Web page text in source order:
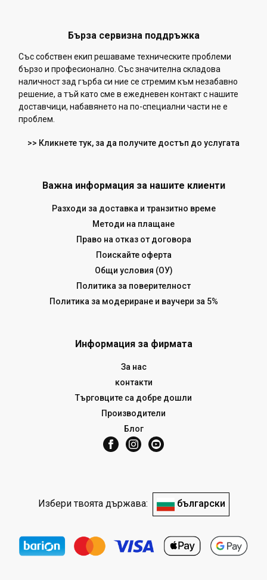
Бърза сервизна поддръжка
Със собствен екип решаваме техническите проблеми
бързо и професионално. Със значителна складова
наличност зад гърба си ние се стремим към незабавно
решение, а тъй като сме в ежедневен контакт с нашите
доставчици, набавянето на по-специални части не е
проблем.
>> Кликнете тук, за да получите достъп до услугата
Важна информация за нашите клиенти
Разходи за доставка и транзитно време
Методи на плащане
Право на отказ от договора
Поискайте оферта
Общи условия (ОУ)
Политика за поверителност
Политика за модериране и ваучери за 5%
Информация за фирмата
За нас
контакти
Търговците са добре дошли
Производители
Блог
Избери твоята държава: български